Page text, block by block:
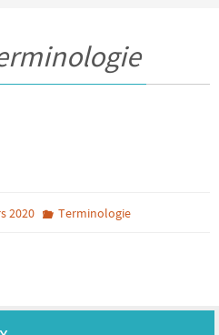
2020 Terminologie